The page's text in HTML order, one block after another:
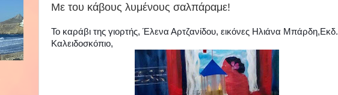
Με του κάβους λυμένους σαλπάραμε!
Το καράβι της γιορτής, Έλενα Αρτζανίδου, εικόνες Ηλιάνα Μπάρδη,Εκδ.
Καλειδοσκόπιο,